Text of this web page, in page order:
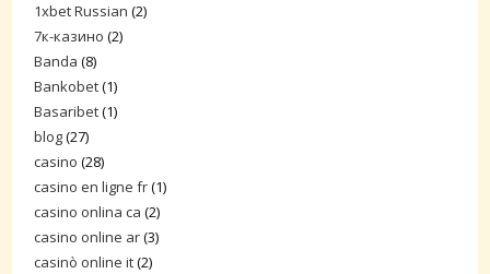
1xbet Russian (2)
7к-казино (2)
Banda (8)
Bankobet(1)
Basaribet(1)
blog(27)
casino (28)
casino en ligne fr(1)
casino onlina ca (2)
casino online ar(3)
casinò online it(2)